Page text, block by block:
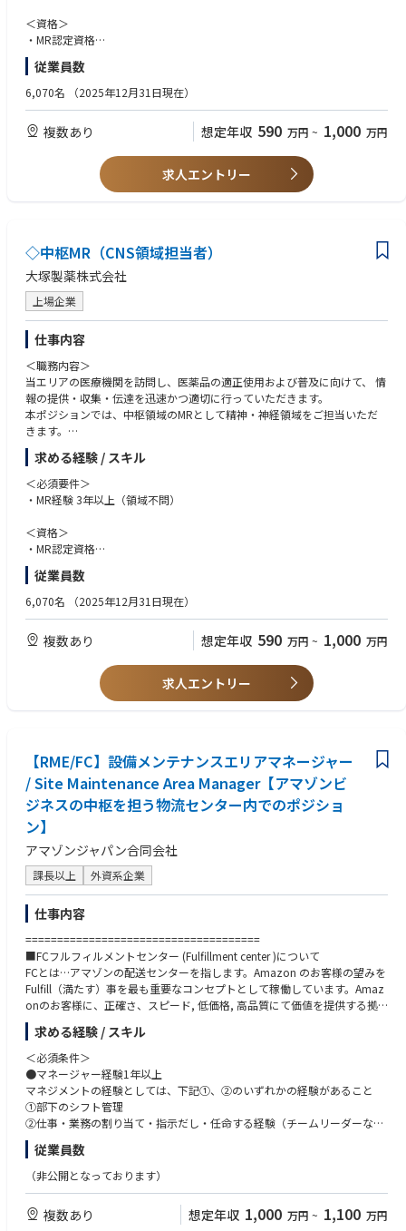
＜資格＞
・MR認定資格
・普通運転免許
＜歓迎要件＞
・社内外の関係部署と協調して連携、行動できるコミュニケーション能力
・周囲を巻き込みながら、業務を遂行できるリーダーシップ
＜マインド・人柄＞
・地域医療に貢献しようとする志のある方
従業員数
6,070名 （2025年12月31日現在）
複数あり 想定年収 590 万円 ~ 1,000 万円
求人エントリー
◇中枢MR（CNS領域担当者）
大塚製薬株式会社
上場企業
仕事内容
＜職務内容＞
当エリアの医療機関を訪問し、医薬品の適正使用および普及に向けて、 情
報の提供・収集・伝達を迅速かつ適切に行っていただきます。
本ポジションでは、中枢領域のMRとして精神・神経領域をご担当いただ
きます。
2024年以降は認知症領域にも関わり、担当先は精神科に加え、脳神経内科
や介護施設など、幅広い領域にわたります。
求める経験 / スキル
＜必須要件＞
・MR経験 3年以上（領域不問）
＜資格＞
・MR認定資格
・普通運転免許
＜歓迎要件＞
・社内外の関係部署と協調して連携、行動できるコミュニケーション能力
・周囲を巻き込みながら、業務を遂行できるリーダーシップ
＜マインド・人柄＞
・地域医療に貢献しようとする志のある方
従業員数
6,070名 （2025年12月31日現在）
複数あり 想定年収 590 万円 ~ 1,000 万円
求人エントリー
【RME/FC】設備メンテナンスエリアマネージャー
/ Site Maintenance Area Manager【アマゾンビ
ジネスの中枢を担う物流センター内でのポジショ
ン】
アマゾンジャパン合同会社
課長以上 外資系企業
仕事内容
=====================================
■FCフルフィルメントセンター (Fulfillment center )について
FCとは…アマゾンの配送センターを指します。Amazon のお客様の望みを
Fulfill（満たす）事を最も重要なコンセプトとして稼働しています。Amaz
onのお客様に、正確さ、スピード, 低価格, 高品質にて価値を提供する拠
点となる物流センターであり、Amazonのビジネスを担う中枢機関です。
=====================================
■Essential Functions
アマゾンではMaintenance Area Manager（AM）として活躍いただけるリ
ーダーシップに優れ、生産設備または物流設備のエンジニアリング経験が
ある方を求めています。組織、予算、 プロジェクトの管理に携わるため、
マネージメント経験を持つエンジニアを求めています。具体的には機械工
の設備改善・品質改善の経験があるエンジニアです。
アマゾンのフルフィルメントセンター（FC）は他例無い程に自動化が進ん
でおり、多様な設備・装置があります。メンテナンスチームはFCの設備・
装置のメンテナンスだけでなく、性能の改善、生産性改善をも担当してい
ます。AM は設備安定稼働・性能改善・生産性改善等のチーム活動をリー
求める経験 / スキル
＜必須条件＞
●マネージャー経験1年以上
マネジメントの経験としては、下記①、②のいずれかの経験があること
①部下のシフト管理
②仕事・業務の割り当て・指示だし・任命する経験（チームリーダーな
ど）
●生産設備、マテハン機械のメンテナンス経験または装置製造経験(5年)
●機械工学基礎知識 ・電気工学基礎知識がある
=====================================
従業員数
（非公開となっております）
複数あり 想定年収 1,000 万円 ~ 1,100 万円